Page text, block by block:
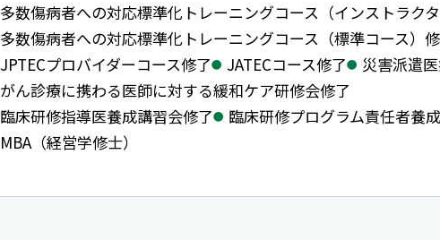
多数傷病者への対応標準化トレーニングコース（インストラク
多数傷病者への対応標準化トレーニングコース（標準コース）
JPTECプロバイダーコース修了
JATECコース修了
災害派遣
がん診療に携わる医師に対する緩和ケア研修会修了
臨床研修指導医養成講習会修了
臨床研修プログラム責任者養
MBA（経営学修士）